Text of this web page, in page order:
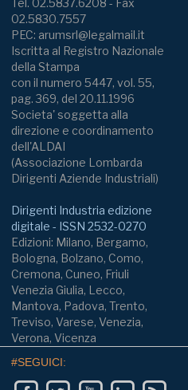
02.5830.7557
PEC: arumsrl@legalmail.it
Iscritta al Registro Nazionale
della Stampa
con il numero 5447, vol. 55,
pag. 369, del 20.11.1996
Societa' soggetta alla
direzione e coordinamento
dell'ALDAI
(Associazione Lombarda
Dirigenti Aziende Industriali)
Dirigenti Industria edizione
digitale - ISSN 2532-0270
Edizioni: Milano, Bergamo,
Bologna, Bolzano, Como,
Cremona, Cuneo, Friuli
Venezia Giulia, Lecco,
Mantova, Padova, Trento,
Treviso, Varese, Venezia,
Verona, Vicenza
#SEGUICI: